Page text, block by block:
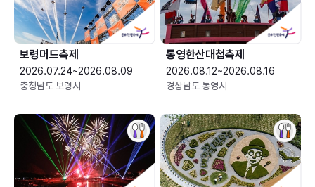
보령머드축제
2026.07.24~2026.08.09
충청남도 보령시
통영한산대첩축제
2026.08.12~2026.08.16
경상남도 통영시